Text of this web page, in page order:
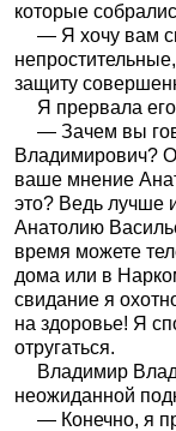
которые
— Я хочу вам
защиту
Я прервала
— Зачем вы
Владимирович?
ваше мнение
это? Ведь лучше
Анатолию
время можете
дома или в
свидание я
на здоровье! Я
отругаться.
Владимир
неожиданной
— Конечно, я